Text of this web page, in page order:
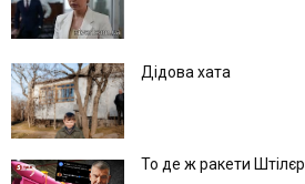
Дідова хата
То де ж ракети